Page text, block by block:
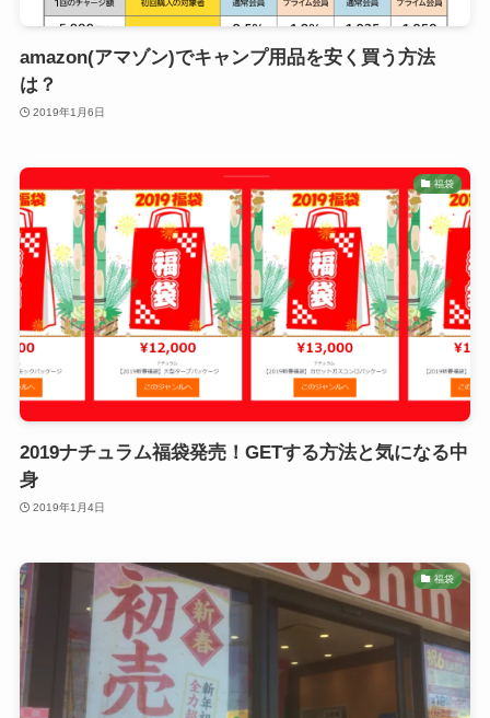
amazon(アマゾン)でキャンプ用品を安く買う方法
は？
2019年1月6日
福袋
2019ナチュラム福袋発売！GETする方法と気になる中
身
2019年1月4日
福袋